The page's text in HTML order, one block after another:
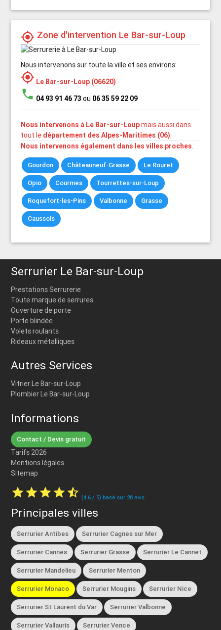
my_location Zone d'intervention Le Bar-sur-Loup
Nous intervenons sur toute la ville et ses environs:
my_location Le Bar-sur-Loup (06620)
phone 04 93 91 46 73 ou 06 35 59 22 09
Nous intervenons à Le Bar-sur-Loupmais aussi dans
tout le département des Alpes-Maritimes (06).
Nous intervenons également dans les villes proches.
Gourdon Châteauneuf-Grasse Le Rouret
Opio Courmes Tourrettes-sur-Loup
Roquefort-les-Pins Valbonne Grasse
Caussols
Serrurier Le Bar-sur-Loup
Prestations Serrurerie
Toute marque de serrures
Ouverture de porte
Porte blindée
Volets roulants
Rideaux métalliques
Autres Services
Vitrier Le Bar-sur-Loup
Plombier Le Bar-sur-Loup
Informations
Contact / Devis gratuit
Tarifs 2026
Mentions légales
Sitemap
starstarstarstarstar_half (4.6 / 5) basé sur 28 avis
Principales villes
Serrurier Antibes Serrurier Cagnes sur Mer
Serrurier Cannes Serrurier Grasse Serrurier Le Cannet
Serrurier Mandelieu Serrurier Menton
Serrurier Monaco Serrurier Mougins Serrurier Nice
Serrurier St Laurent du Var Serrurier Valbonne
Serrurier Vallauris Serrurier Vence